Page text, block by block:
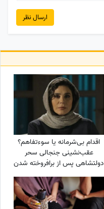
ارسال نظر
اقدام بی‌شرمانه یا سوءتفاهم؟
عقب‌نشینی جنجالی سحر
دولتشاهی پس از برافروخته شدن
غضب عمومی در پی استوری
«اذان»!